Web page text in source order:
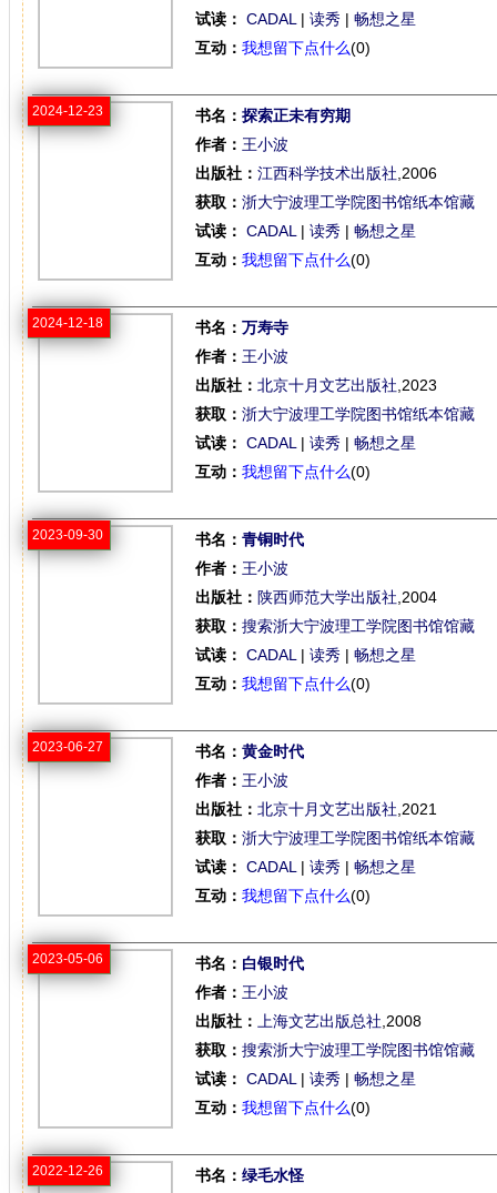
试读： CADAL | 读秀 | 畅想之星
互动： 我想留下点什么(0)
2024-12-23 书名： 探索正未有穷期
作者： 王小波
出版社： 江西科学技术出版社 ,2006
获取： 浙大宁波理工学院图书馆纸本馆藏
试读： CADAL | 读秀 | 畅想之星
互动： 我想留下点什么(0)
2024-12-18 书名： 万寿寺
作者： 王小波
出版社： 北京十月文艺出版社 ,2023
获取： 浙大宁波理工学院图书馆纸本馆藏
试读： CADAL | 读秀 | 畅想之星
互动： 我想留下点什么(0)
2023-09-30 书名： 青铜时代
作者： 王小波
出版社： 陕西师范大学出版社 ,2004
获取： 搜索浙大宁波理工学院图书馆馆藏
试读： CADAL | 读秀 | 畅想之星
互动： 我想留下点什么(0)
2023-06-27 书名： 黄金时代
作者： 王小波
出版社： 北京十月文艺出版社 ,2021
获取： 浙大宁波理工学院图书馆纸本馆藏
试读： CADAL | 读秀 | 畅想之星
互动： 我想留下点什么(0)
2023-05-06 书名： 白银时代
作者： 王小波
出版社：
上海文艺出版总社 ,2008
获取： 搜索浙大宁波理工学院图书馆馆藏
试读： CADAL | 读秀 | 畅想之星
互动： 我想留下点什么(0)
2022-12-26 书名： 绿毛水怪